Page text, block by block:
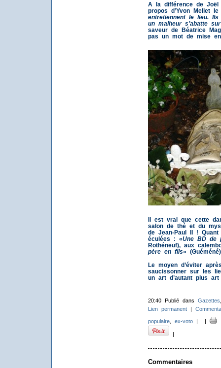
A la différence de
propos d’Yvon Mellet
entretiennent le lieu.
un malheur s’abatte
saveur de Béatrice
pas un mot de mise
Il est vrai que cette
salon de thé et du
de Jean-Paul II !
éculées : «Une BD de
Rothéneuf), aux
père en fils»
Le moyen d’éviter
saucissonner sur les
un art d’autant plus
20:40 Publié dans Gazettes
Lien permanent|
populaire, ex-voto| |
|
Commentaires